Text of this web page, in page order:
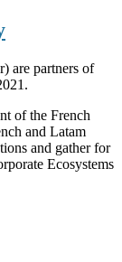
are partners of
of the French
and Latam
and gather for
Ecosystems